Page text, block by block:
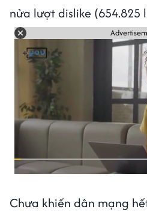
nửa lượt dislike (654.825
Chưa khiến dân mạng